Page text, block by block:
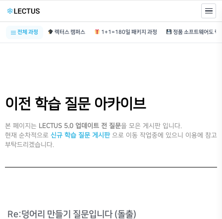
전체 과정 렉터스 캠퍼스 1+1=180일 패키지 과정
이전 학습 질문 아카이브
본 페이지는 LECTUS 5.0 업데이트 전 질문을 모은 게시판 입니다.
현재 순차적으로 신규 학습 질문 게시판 으로 이동 작업중에 있으니 이용에 참고
부탁드리겠습니다.
Re:덩어리 만들기 질문입니다 (돌출)